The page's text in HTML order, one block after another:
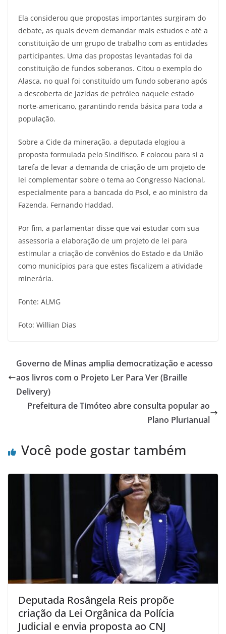
Ela considerou que propostas importantes surgiram do
debate, as quais devem demandar mais estudos e até a
constituição de um grupo de trabalho com as entidades
participantes. Uma das propostas levantadas foi da
constituição de fundos soberanos. Citou o exemplo do
Alasca, no qual foi constituído um fundo soberano após
a descoberta de jazidas de petróleo naquele estado
norte-americano, garantindo renda básica para toda a
população.
Sobre a Cide da mineração, a deputada elogiou a
proposta formulada pelo Sindifisco. E colocou para si a
tarefa de levar a demanda de criação de um projeto de
lei complementar sobre o tema ao Congresso Nacional,
especialmente para a bancada do Psol, e ao ministro da
Fazenda, Fernando Haddad.
Por fim, a parlamentar disse que vai estudar com sua
assessoria a elaboração de um projeto de lei para
estimular a criação de convênios do Estado e da União
como municípios para que estes fiscalizem a atividade
minerária.
Fonte: ALMG
Foto: Willian Dias
Governo de Minas amplia democratização e acesso
aos livros com o Projeto Ler Para Ver (Braille
Delivery)
Prefeitura de Timóteo abre consulta popular ao
Plano Plurianual
Você pode gostar também
Deputada Rosângela Reis propõe
criação da Lei Orgânica da Polícia
Judicial e envia proposta ao CNJ